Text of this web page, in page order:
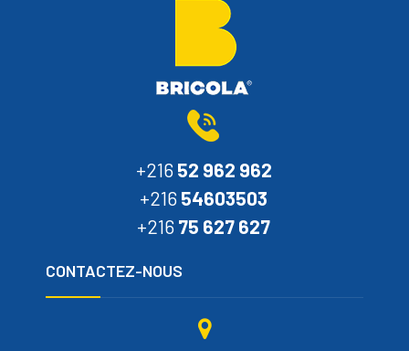
+216 52 962 962
+216 54603503
+216 75 627 627
CONTACTEZ-NOUS